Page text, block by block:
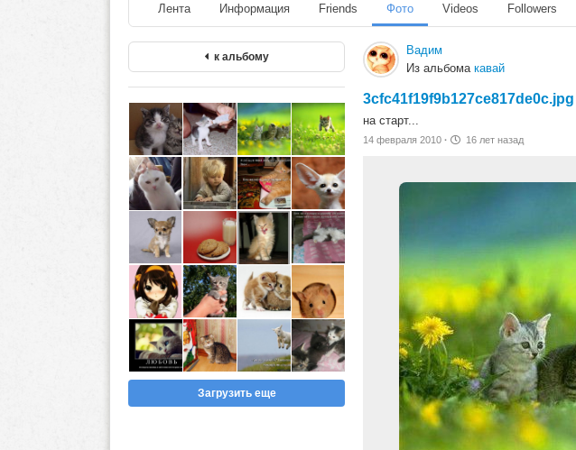
Лента Информация Friends Фото Videos Followers
к альбому
Загрузить еще
Вадим
Из альбома кавай
3cfc41f19f9b127ce817de0c.jpg
на старт...
14 февраля 2010 · 16 лет назад